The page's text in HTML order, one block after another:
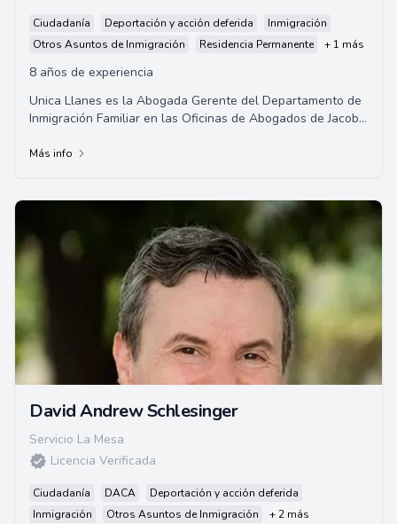
Ciudadanía Deportación y acción deferida
Inmigración
Otros Asuntos de Inmigración
Residencia Permanente + 1 más
8 años de experiencia
Unica Llanes es la Abogada Gerente del Departamento de
Inmigración Familiar en las Oficinas de Abogados de Jacob
Más info
David Andrew Schlesinger
Servicio La Mesa
Licencia Verificada
Ciudadanía DACA
Deportación y acción deferida
Inmigración
Otros Asuntos de Inmigración + 2 más